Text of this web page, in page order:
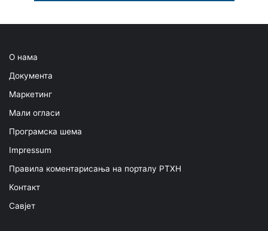
О нама
Документа
Маркетинг
Мали огласи
Програмска шема
Impressum
Правила коментарисања на порталу РТХН
Контакт
Савјет